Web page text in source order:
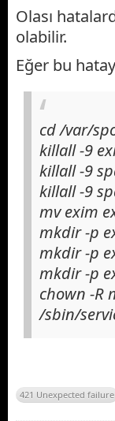
Olası
olabilir.
Eğer bu
cd /var/
killall -9
killall -9
killall -9
mv exim
mkdir -p
mkdir -p
mkdir -p
chown -R
/sbin/
421 Unexpected failure